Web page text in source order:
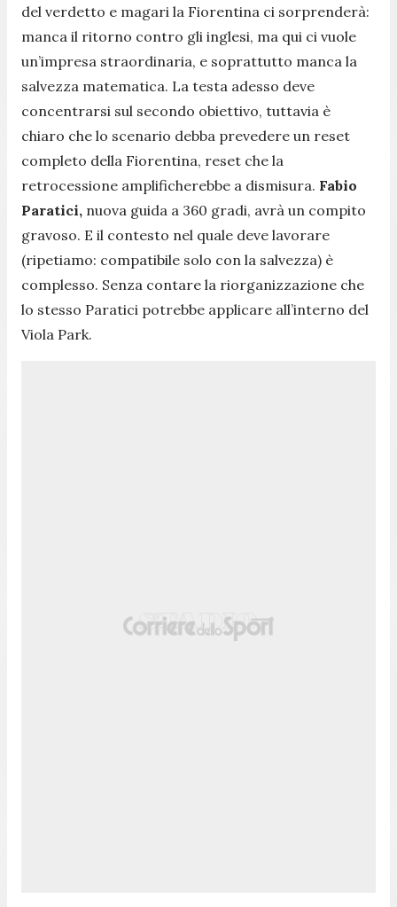
del verdetto e magari la Fiorentina ci sorprenderà:
manca il ritorno contro gli inglesi, ma qui ci vuole
un’impresa straordinaria, e soprattutto manca la
salvezza matematica. La testa adesso deve
concentrarsi sul secondo obiettivo, tuttavia è
chiaro che lo scenario debba prevedere un reset
completo della Fiorentina, reset che la
retrocessione amplificherebbe a dismisura. Fabio
Paratici, nuova guida a 360 gradi, avrà un compito
gravoso. E il contesto nel quale deve lavorare
(ripetiamo: compatibile solo con la salvezza) è
complesso. Senza contare la riorganizzazione che
lo stesso Paratici potrebbe applicare all’interno del
Viola Park.